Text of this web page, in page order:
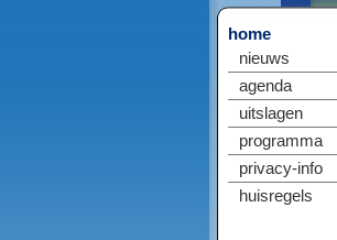
home
nieuws
agenda
uitslagen
programma
privacy-info
huisregels